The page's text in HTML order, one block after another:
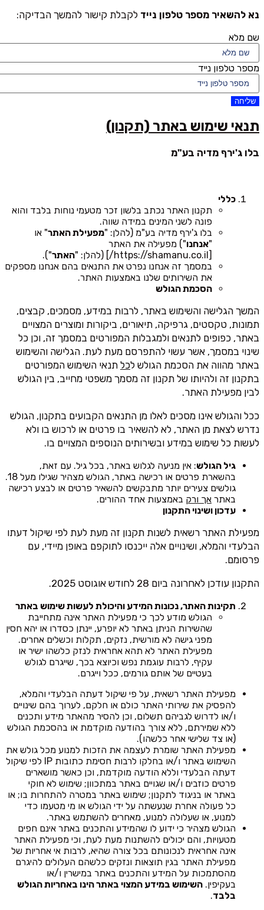
נא להשאיר מספר טלפון נייד לקבלת קישור להמשך הבדיקה:
שם מלא
מספר טלפון נייד
שליחה
תנאי שימוש באתר (תקנון)
בלו ג'ירף מדיה בע"מ
כללי
תקנון האתר נכתב בלשון זכר מטעמי נוחות בלבד והוא
פונה לשני המינים במידה שווה.
בלו ג'ירף מדיה בע"מ (להלן: "מפעילת האתר" או
"אנחנו") מפעילה את האתר
האתר").
במסמך זה אנחנו נפרט את התנאים בהם אנחנו מספקים
את השירותים שלנו באמצעות האתר.
הסכמת הגולש
המשך הגלישה והשימוש באתר, לרבות במידע, מסמכים, קבצים,
תמונות, טקסטים, גרפיקה, תיאורים, ביקורות ומוצרים המצויים
באתר, כפופים לתנאים ולמגבלות המפורטים במסמך זה, וכן כל
שינוי במסמך, אשר עשוי להתפרסם מעת לעת. הגלישה והשימוש
באתר מהווה את הסכמת הגולש לכל תנאי השימוש המפורטים
בתקנון זה ולהיותו של תקנון זה מסמך משפטי מחייב, בין הגולש
לבין מפעילת האתר.
ככל והגולש אינו מסכים לאלו מן התנאים הקבועים בתקנון, הגולש
נדרש לצאת מן האתר, לא להשאיר בו פרטים או לרכוש בו ולא
לעשות כל שימוש במידע ובשירותים הנוספים המצויים בו.
גיל הגולש: אין מניעה לגלוש באתר, בכל גיל. עם זאת,
בהשארת פרטים או רכישה באתר, הגולש מצהיר שגילו מעל 18.
גולשים צעירים יותר מתבקשים להשאיר פרטים או לבצע רכישה
באתר אך ורק באמצעות אחד ההורים.
עדכון ושינוי התקנון
מפעילת האתר רשאית לשנות תקנון זה מעת לעת לפי שיקול דעתו
הבלעדי והמלא, ושינויים אלה ייכנסו לתוקפם באופן מיידי, עם
פרסומם.
התקנון עודכן לאחרונה ביום 28 לחודש אוגוסט 2025.
תקינות האתר, נכונות המידע והיכולת לעשות שימוש באתר
הגולש מודע לכך כי מפעילת האתר אינה מתחייבת
שהשירות הניתן באתר לא יופרע, יינתן כסדרו או יהא חסין
מפני גישה לא מורשית, נזקים, תקלות וכשלים אחרים.
מפעילת האתר לא תהא אחראית לנזק כלשהו ישיר או
עקיף, לרבות עוגמת נפש וכיוצא בכך, שייגרם לגולש
בעטיים של אותם גורמים, ככל וייגרם.
מפעילת האתר רשאית, על פי שיקול דעתה הבלעדי והמלא,
להפסיק את שירותי האתר כולם או חלקם, לערוך בהם שינויים
ו/או לדרוש לגביהם תשלום, וכן להסיר מהאתר מידע ותכנים
ללא שמירתם, ללא צורך בהודעה מוקדמת או בהסכמת הגולש
(או צד שלישי אחר כלשהו).
מפעילת האתר שומרת לעצמה את הזכות למנוע מכל גולש את
השימוש באתר ו/או בחלקו לרבות חסימת כתובות IP לפי שיקול
דעתה הבלעדי וללא הודעה מוקדמת, וכן כאשר מושארים
פרטים כוזבים ו/או שגויים באתר במתכוון; שימוש לא חוקי
באתר או בניגוד לתקנון; שימוש באתר במטרה להתחרות בו; או
כל פעולה אחרת שנעשתה על ידי הגולש או מי מטעמו כדי
למנוע, או שעלולה למנוע, מאחרים להשתמש באתר.
הגולש מצהיר כי ידוע לו שהמידע והתכנים באתר אינם חפים
מטעויות, והם יכולים להשתנות מעת לעת, וכי מפעילת האתר
אינה אחראית לנכונותם בכל צורה שהיא, לרבות אי אחריות של
מפעילת האתר בגין תוצאות ונזקים כלשהם העלולים להיגרם
מהסתמכות על המידע והתכנים באתר במישרין ו/או
בעקיפין. השימוש במידע המצוי באתר הינו באחריות הגולש
בלבד.